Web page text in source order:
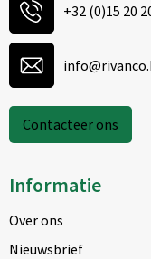
+32 (0)15 20
Contacteer ons
Informatie
Over ons
Nieuwsbrief